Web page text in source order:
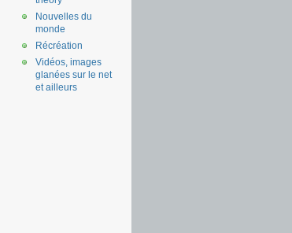
Nouvelles du
monde
Récréation
Vidéos, images
glanées sur le net
et ailleurs